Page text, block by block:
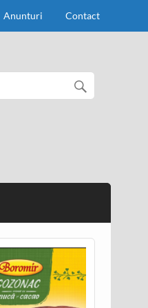
Anunturi Contact